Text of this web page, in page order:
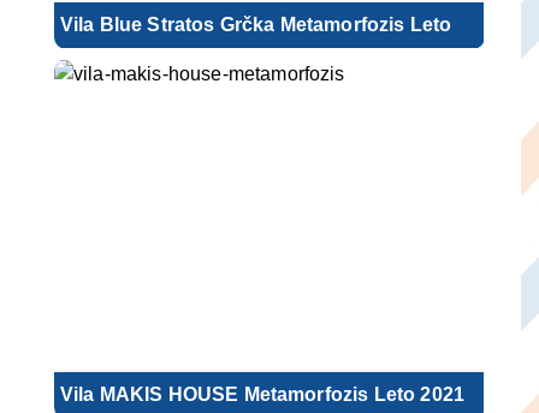
Vila Blue Stratos Grčka Metamorfozis Leto
Vila MAKIS HOUSE Metamorfozis Leto 2021